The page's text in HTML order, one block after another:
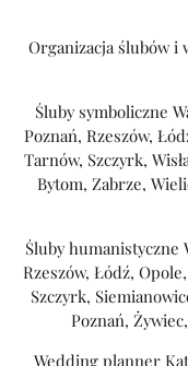
Organizacja ślubów i
Śluby symboliczne
Poznań, Rzeszów,
Tarnów, Szczyrk,
Bytom, Zabrze,
Śluby humanistyczne
Rzeszów, Łódź,
Szczyrk,
Poznań,
Wedding planner